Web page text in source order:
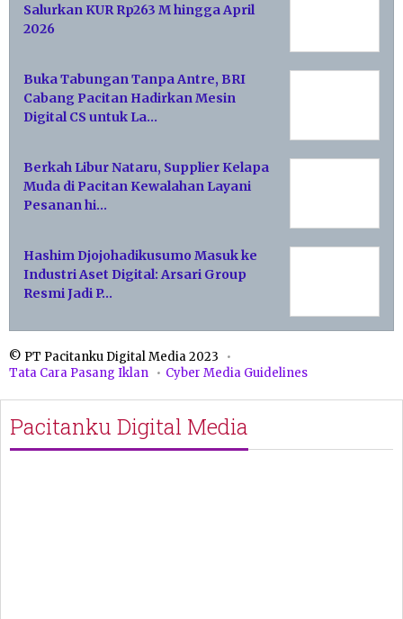
Salurkan KUR Rp263 M hingga April
2026
Buka Tabungan Tanpa Antre, BRI
Cabang Pacitan Hadirkan Mesin
Digital CS untuk La…
Berkah Libur Nataru, Supplier Kelapa
Muda di Pacitan Kewalahan Layani
Pesanan hi…
Hashim Djojohadikusumo Masuk ke
Industri Aset Digital: Arsari Group
Resmi Jadi P…
© PT Pacitanku Digital Media 2023
Tata Cara Pasang Iklan
Cyber Media Guidelines
Pacitanku Digital Media